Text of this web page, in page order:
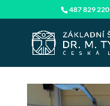
487 829 220